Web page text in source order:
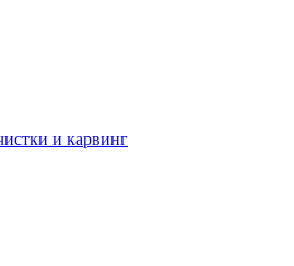
и карвинг